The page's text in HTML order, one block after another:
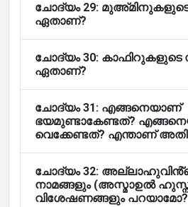
ചോദ്യം 29: മുഅ്മിനുകളുടെ
ഏതാണ്?
ചോദ്യം 30: കാഫിറുകളുടെ
ഏതാണ്?
ചോദ്യം 31: എങ്ങനെയാണ്
ഭയമുണ്ടാകേണ്ടത്?
വെക്കേണ്ടത്? എന്താണ്
ചോദ്യം 32:
നാമങ്ങളും (അസ്മാഉൽ
വിശേഷണങ്ങളും പറയാമോ?